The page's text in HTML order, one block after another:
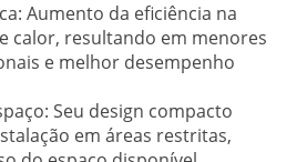
Aumento da eficiência na
calor, resultando em menores
e melhor desempenho
Seu design compacto
em áreas restritas,